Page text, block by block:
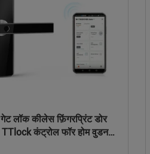
लॉक कीलेस फ़िंगरप्रिंट डोर
कंट्रोल फॉर होम वुडन